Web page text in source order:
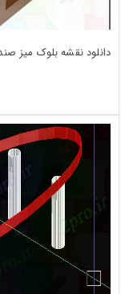
دانلود نقشه بلوک میز